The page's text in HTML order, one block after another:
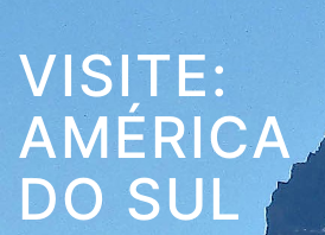
VISITE:
AMÉRICA
DO SUL